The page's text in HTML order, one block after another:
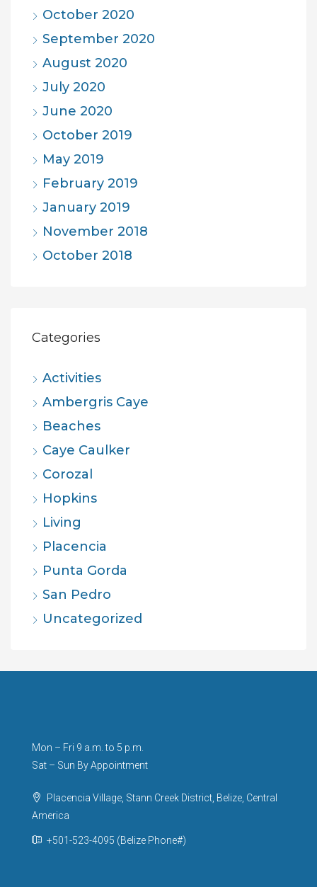
October 2020
September 2020
August 2020
July 2020
June 2020
October 2019
May 2019
February 2019
January 2019
November 2018
October 2018
Categories
Activities
Ambergris Caye
Beaches
Caye Caulker
Corozal
Hopkins
Living
Placencia
Punta Gorda
San Pedro
Uncategorized
Mon – Fri 9 a.m. to 5 p.m.
Sat – Sun By Appointment
Placencia Village, Stann Creek District, Belize, Central
America
+501-523-4095 (Belize Phone#)